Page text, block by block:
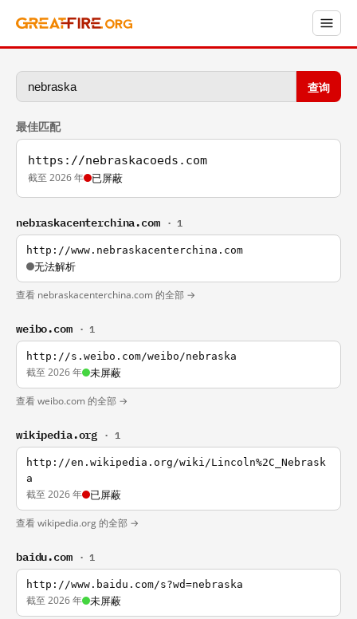
查询
最佳匹配
https://nebraskacoeds.com
截至 2026 年 已屏蔽
nebraskacenterchina.com · 1
http://www.nebraskacenterchina.com
无法解析
查看 nebraskacenterchina.com 的全部 →
weibo.com · 1
http://s.weibo.com/weibo/nebraska
截至 2026 年 未屏蔽
查看 weibo.com 的全部 →
wikipedia.org · 1
http://en.wikipedia.org/wiki/Lincoln%2C_Nebrask
a
截至 2026 年 已屏蔽
查看 wikipedia.org 的全部 →
baidu.com · 1
http://www.baidu.com/s?wd=nebraska
截至 2026 年 未屏蔽